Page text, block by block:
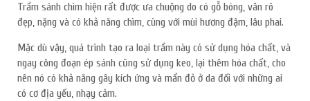
Trầm sánh chìm hiện rất được ưa chuộng do có gỗ bóng, vân rõ
đẹp, nặng và có khả năng chìm, cùng với mùi hương đậm, lâu phai.
Mặc dù vậy, quá trình tạo ra loại trầm này có sử dụng hóa chất, và
ngay công đoạn ép sánh cũng sử dụng keo, lại thêm hóa chất, cho
nên nó có khả năng gây kích ứng và mẩn đỏ ở da đối với những ai
có cơ địa yếu, nhạy cảm.